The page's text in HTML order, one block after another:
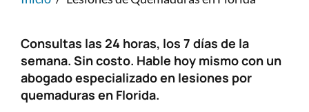
Compensación a trabajadores
Veterans Benefits
Carreras
Consultas las 24 horas, los 7 días de la
semana. Sin costo. Hable hoy mismo con un
abogado especializado en lesiones por
quemaduras en Florida.